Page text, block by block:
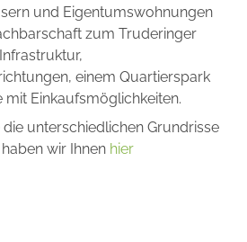
und Eigentumswohnungen
zum Truderinger
einem Quartierspark
Einkaufsmöglichkeiten.
unterschiedlichen Grundrisse
wir Ihnen hier